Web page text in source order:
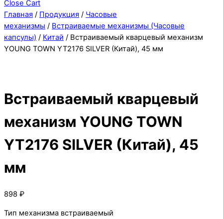
Close Cart
Главная / Продукция / Часовые
механизмы / Встраиваемые механизмы (Часовые
капсулы) / Китай / Встраиваемый кварцевый механизм
YOUNG TOWN YT2176 SILVER (Китай), 45 мм
Встраиваемый кварцевый
механизм YOUNG TOWN
YT2176 SILVER (Китай), 45
мм
898 ₽
Тип механизма встраиваемый